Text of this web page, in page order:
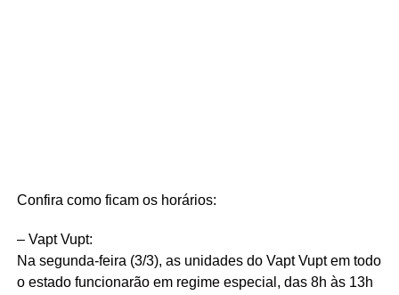
Confira como ficam os horários:
– Vapt Vupt:
Na segunda-feira (3/3), as unidades do Vapt Vupt em todo
o estado funcionarão em regime especial, das 8h às 13h